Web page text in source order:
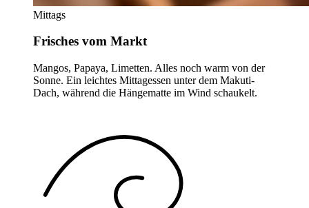
Mittags
Frisches vom Markt
Mangos, Papaya, Limetten. Alles noch warm von der
Sonne. Ein leichtes Mittagessen unter dem Makuti-
Dach, während die Hängematte im Wind schaukelt.